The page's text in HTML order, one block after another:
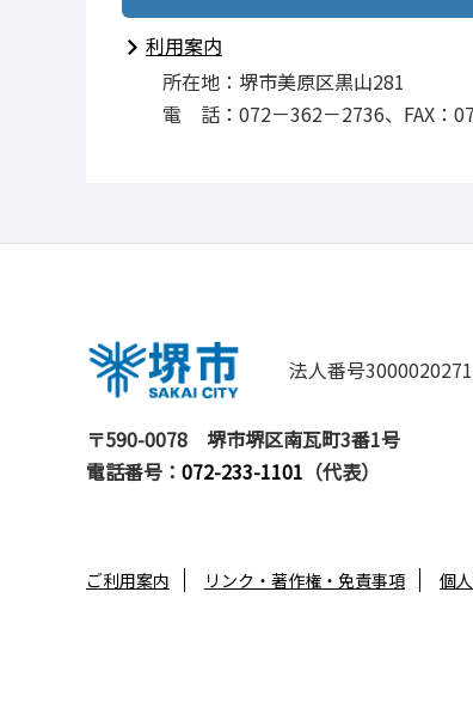
利用案内
所在地：堺市美原区黒山281
電 話：072－362－2736、FAX：
法人番号
〒590-0078
堺市堺区南瓦町3番1号
電話番号： 072-233-1101 （代表）
ご利用案内 リンク・著作権・免責事項 個